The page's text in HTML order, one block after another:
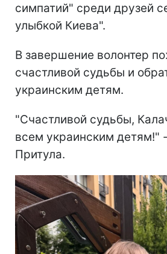
симпатий" среди друзей
улыбкой Киева".
В завершение волонтер
счастливой судьбы и
украинским детям.
"Счастливой судьбы,
всем украинским детям!"
Притула.